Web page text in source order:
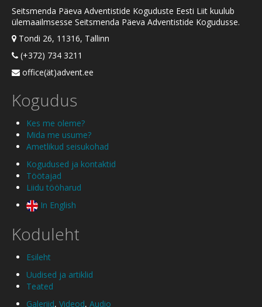
Seitsmenda Päeva Adventistide Koguduste Eesti Liit kuulub
ülemaailmsesse Seitsmenda Päeva Adventistide Kogudusse.
Tondi 26, 11316, Tallinn
(+372) 734 3211
office(ät)advent.ee
Kogudus
Kes me oleme?
Mida me usume?
Ametlikud seisukohad
Kogudused ja kontaktid
Töötajad
Liidu tööharud
In English
Koduleht
Esileht
Uudised ja artiklid
Teated
Galeriid, Videod, Audio